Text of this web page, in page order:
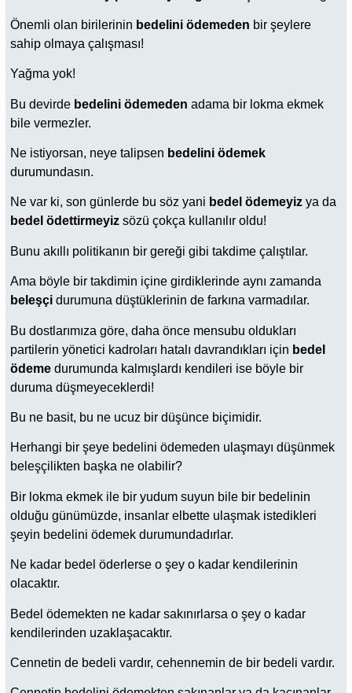
Önemli olan birilerinin bedelini ödemeden bir şeylere
sahip olmaya çalışması!
Yağma yok!
Bu devirde bedelini ödemeden adama bir lokma ekmek
bile vermezler.
Ne istiyorsan, neye talipsen bedelini ödemek
durumundasın.
Ne var ki, son günlerde bu söz yani bedel ödemeyiz ya da
bedel ödettirmeyiz sözü çokça kullanılır oldu!
Bunu akıllı politikanın bir gereği gibi takdime çalıştılar.
Ama böyle bir takdimin içine girdiklerinde aynı zamanda
beleşçi durumuna düştüklerinin de farkına varmadılar.
Bu dostlarımıza göre, daha önce mensubu oldukları
partilerin yönetici kadroları hatalı davrandıkları için bedel
ödeme durumunda kalmışlardı kendileri ise böyle bir
duruma düşmeyeceklerdi!
Bu ne basit, bu ne ucuz bir düşünce biçimidir.
Herhangi bir şeye bedelini ödemeden ulaşmayı düşünmek
beleşçilikten başka ne olabilir?
Bir lokma ekmek ile bir yudum suyun bile bir bedelinin
olduğu günümüzde, insanlar elbette ulaşmak istedikleri
şeyin bedelini ödemek durumundadırlar.
Ne kadar bedel öderlerse o şey o kadar kendilerinin
olacaktır.
Bedel ödemekten ne kadar sakınırlarsa o şey o kadar
kendilerinden uzaklaşacaktır.
Cennetin de bedeli vardır, cehennemin de bir bedeli vardır.